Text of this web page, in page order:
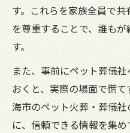
す。これらを家族全員で
を尊重することで、誰も
す。
また、事前にペット葬儀
おくと、実際の場面で慌
海市のペット火葬・葬儀
に、信頼できる情報を集